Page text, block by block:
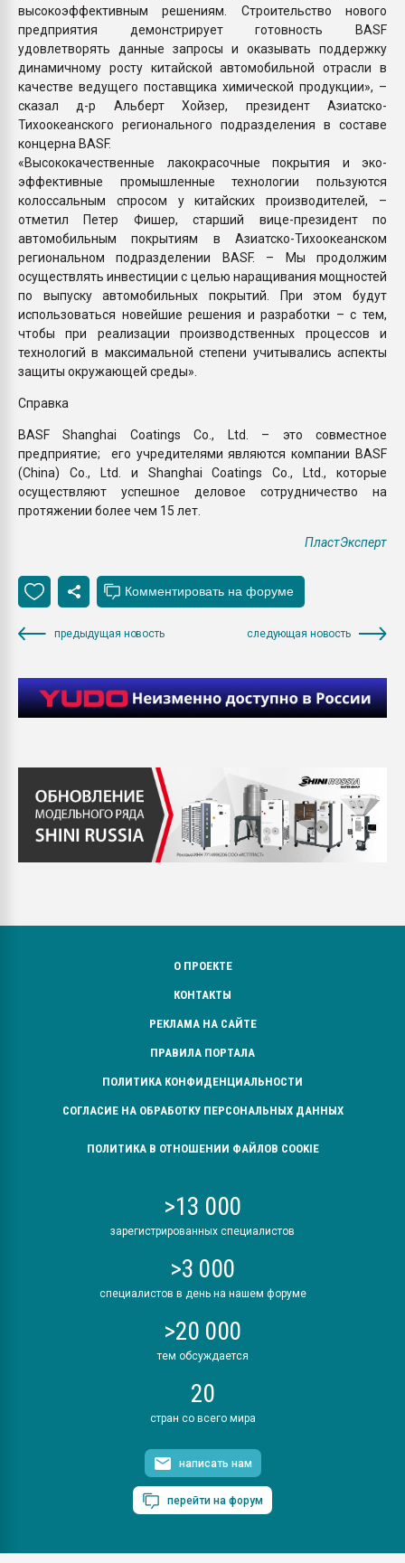
высокоэффективным решениям. Строительство нового
предприятия демонстрирует готовность BASF
удовлетворять данные запросы и оказывать поддержку
динамичному росту китайской автомобильной отрасли в
качестве ведущего поставщика химической продукции», –
сказал д-р Альберт Хойзер, президент Азиатско-
Тихоокеанского регионального подразделения в составе
концерна BASF.
«Высококачественные лакокрасочные покрытия и эко-
эффективные промышленные технологии пользуются
колоссальным спросом у китайских производителей, –
отметил Петер Фишер, старший вице-президент по
автомобильным покрытиям в Азиатско-Тихоокеанском
региональном подразделении BASF. – Мы продолжим
осуществлять инвестиции с целью наращивания мощностей
по выпуску автомобильных покрытий. При этом будут
использоваться новейшие решения и разработки – с тем,
чтобы при реализации производственных процессов и
технологий в максимальной степени учитывались аспекты
защиты окружающей среды».
Справка
BASF Shanghai Coatings Co., Ltd. – это совместное
предприятие; его учредителями являются компании BASF
(China) Co., Ltd. и Shanghai Coatings Co., Ltd., которые
осуществляют успешное деловое сотрудничество на
протяжении более чем 15 лет.
ПластЭксперт
предыдущая новость следующая новость
О ПРОЕКТЕ
КОНТАКТЫ
РЕКЛАМА НА САЙТЕ
ПРАВИЛА ПОРТАЛА
ПОЛИТИКА КОНФИДЕНЦИАЛЬНОСТИ
СОГЛАСИЕ НА ОБРАБОТКУ ПЕРСОНАЛЬНЫХ ДАННЫХ
ПОЛИТИКА В ОТНОШЕНИИ ФАЙЛОВ COOKIE
>13 000
зарегистрированных специалистов
>3 000
специалистов в день на нашем форуме
>20 000
тем обсуждается
20
стран со всего мира
написать нам
перейти на форум